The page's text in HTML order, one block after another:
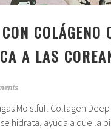
COLÁGENO
A LAS
Moistfull Collagen
hidrata, ayuda a que la